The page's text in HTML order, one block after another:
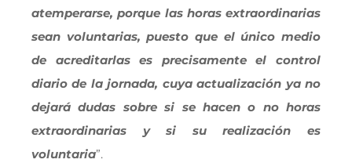
atemperarse, porque las horas extraordinarias
sean voluntarias, puesto que el único medio
de acreditarlas es precisamente el control
diario de la jornada, cuya actualización ya no
dejará dudas sobre si se hacen o no horas
extraordinarias y si su realización es
voluntaria”.